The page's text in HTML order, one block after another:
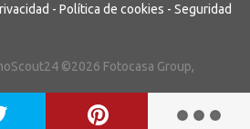
- Política de cookies - Seguridad
©2026 Fotocasa Group,